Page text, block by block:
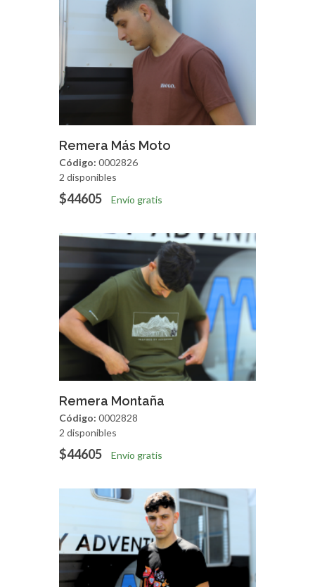
Agregar
Remera Más Moto
Código: 0002826
2 disponibles
$44605 Envío gratis
Agregar
Remera Montaña
Código: 0002828
2 disponibles
$44605 Envío gratis